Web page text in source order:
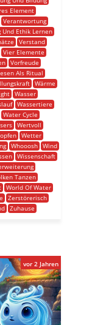
Element
Verantwortung
Ethik Lernen
Verstand
Vier Elemente
Vorfreude
Als Ritual
Wärme
Wasser
Wassertiere
Water Cycle
Wertvoll
Wetter
Whooosh Wind
Wissenschaft
Tanzen
World Of Water
Zerstörerisch
Zuhause
vor 2 Jahren